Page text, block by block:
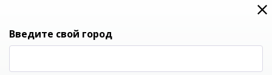
0
Введите свой город